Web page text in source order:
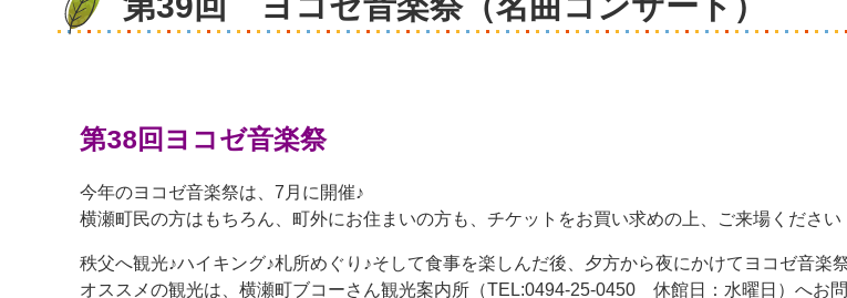
第38回ヨコゼ音楽祭
今年のヨコゼ音楽祭は、7月に開催♪
横瀬町民の方はもちろん、町外にお住まいの方も、チケットをお買い求めの上、ご来場ください
秩父へ観光♪ハイキング♪札所めぐり♪そして食事を楽しんだ後、夕方から夜にかけてヨコゼ音楽
オススメの観光は、横瀬町ブコーさん観光案内所（TEL:0494-25-0450 休館日：水曜日）へお